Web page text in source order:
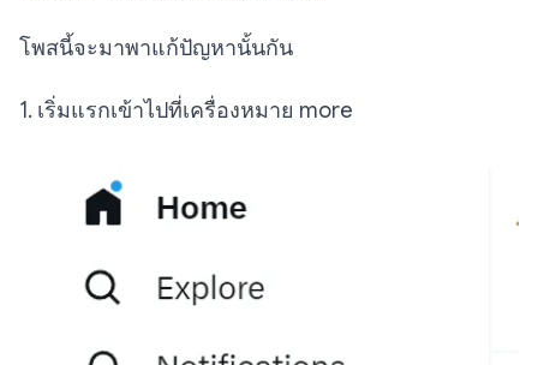
โพสนี้จะมาพาแก้ปัญหานั้นกัน
1. เริ่มแรกเข้าไปที่เครื่องหมาย more